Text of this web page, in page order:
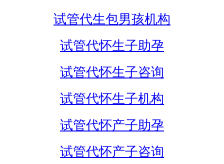
试管代生包男孩机构
试管代怀生子助孕
试管代怀生子咨询
试管代怀生子机构
试管代怀产子助孕
试管代怀产子咨询